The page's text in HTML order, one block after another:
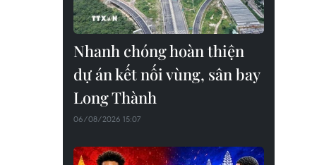
Nhanh chóng hoàn thiện
dự án kết nối vùng, sân bay
Long Thành
06/08/2026 15:07